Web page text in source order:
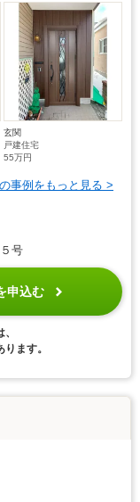
玄関
戸建住宅
55万円
事例をもっと見る >
号
申込む
ます。